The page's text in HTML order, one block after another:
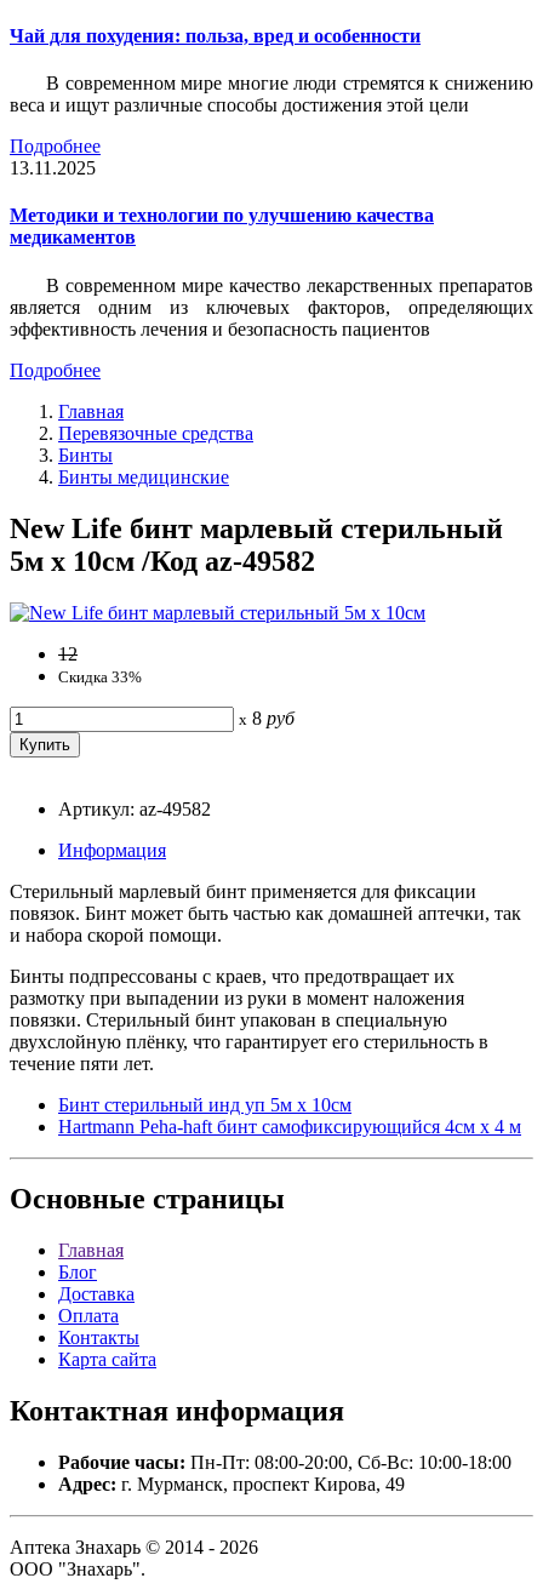
Чай для похудения: польза, вред и особенности
В современном мире многие люди стремятся к снижению
веса и ищут различные способы достижения этой цели
Подробнее
13.11.2025
Методики и технологии по улучшению качества
медикаментов
В современном мире качество лекарственных препаратов
является одним из ключевых факторов, определяющих
эффективность лечения и безопасность пациентов
Подробнее
Главная
Перевязочные средства
Бинты
Бинты медицинские
New Life бинт марлевый стерильный
5м х 10см /Код az-49582
12
Скидка 33%
x 8 руб
Артикул: az-49582
Информация
Стерильный марлевый бинт применяется для фиксации
повязок. Бинт может быть частью как домашней аптечки, так
и набора скорой помощи.
Бинты подпрессованы с краев, что предотвращает их
размотку при выпадении из руки в момент наложения
повязки. Стерильный бинт упакован в специальную
двухслойную плёнку, что гарантирует его стерильность в
течение пяти лет.
Бинт стерильный инд уп 5м х 10см
Hartmann Peha-haft бинт самофиксирующийся 4см х 4 м
Основные страницы
Главная
Блог
Доставка
Оплата
Контакты
Карта сайта
Контактная информация
Рабочие часы: Пн-Пт: 08:00-20:00, Сб-Вс: 10:00-18:00
Адрес: г. Мурманск, проспект Кирова, 49
Аптека Знахарь © 2014 - 2026
ООО "Знахарь".